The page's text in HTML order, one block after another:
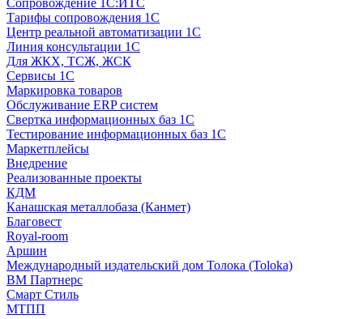
Сопровождение 1С:ИТС
Тарифы сопровождения 1С
Центр реальной автоматизации 1С
Линия консультации 1С
Для ЖКХ, ТСЖ, ЖСК
Сервисы 1С
Маркировка товаров
Обслуживание ERP систем
Свертка информационных баз 1С
Тестирование информационных баз 1С
Маркетплейсы
Внедрение
Реализованные проекты
КДМ
Канашская металлобаза (Канмет)
Благовест
Royal-room
Аршин
Международный издательский дом Толока (Toloka)
ВМ Партнерс
Смарт Стиль
МТПП